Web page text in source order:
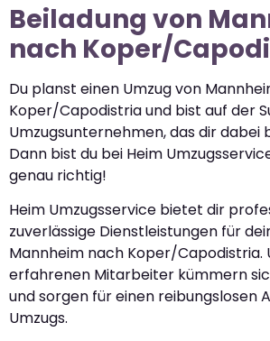
Beiladung von
nach Koper/
Du planst einen Umzug von
Koper/Capodistria und bist auf der
Umzugsunternehmen, das dir dabei
Dann bist du bei Heim
genau richtig!
Heim Umzugsservice bietet dir
zuverlässige Dienstleistungen für
Mannheim nach Koper/Capodistria.
erfahrenen Mitarbeiter kümmern
und sorgen für einen reibungslosen
Umzugs.